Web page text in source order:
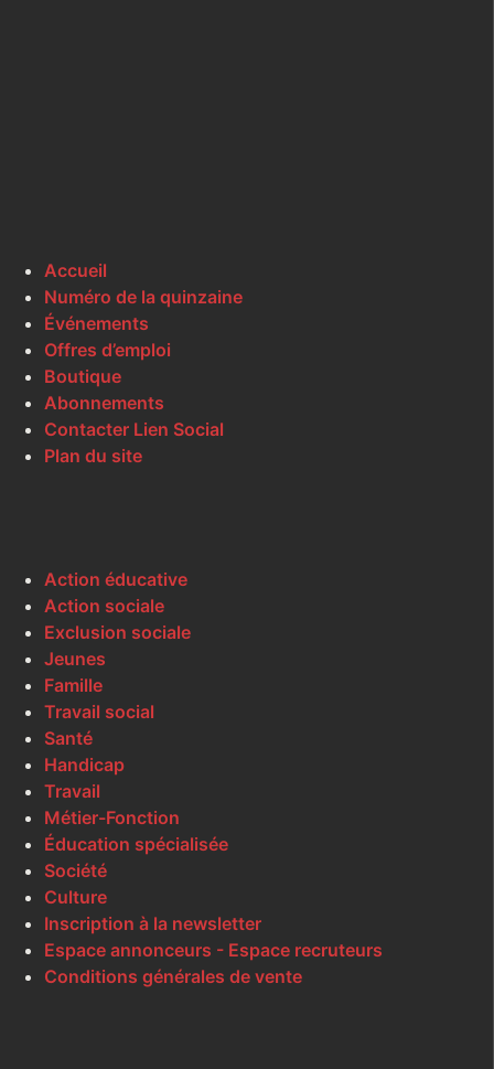
Accueil
Numéro de la quinzaine
Événements
Offres d’emploi
Boutique
Abonnements
Contacter Lien Social
Plan du site
Action éducative
Action sociale
Exclusion sociale
Jeunes
Famille
Travail social
Santé
Handicap
Travail
Métier-Fonction
Éducation spécialisée
Société
Culture
Inscription à la newsletter
Espace annonceurs - Espace recruteurs
Conditions générales de vente